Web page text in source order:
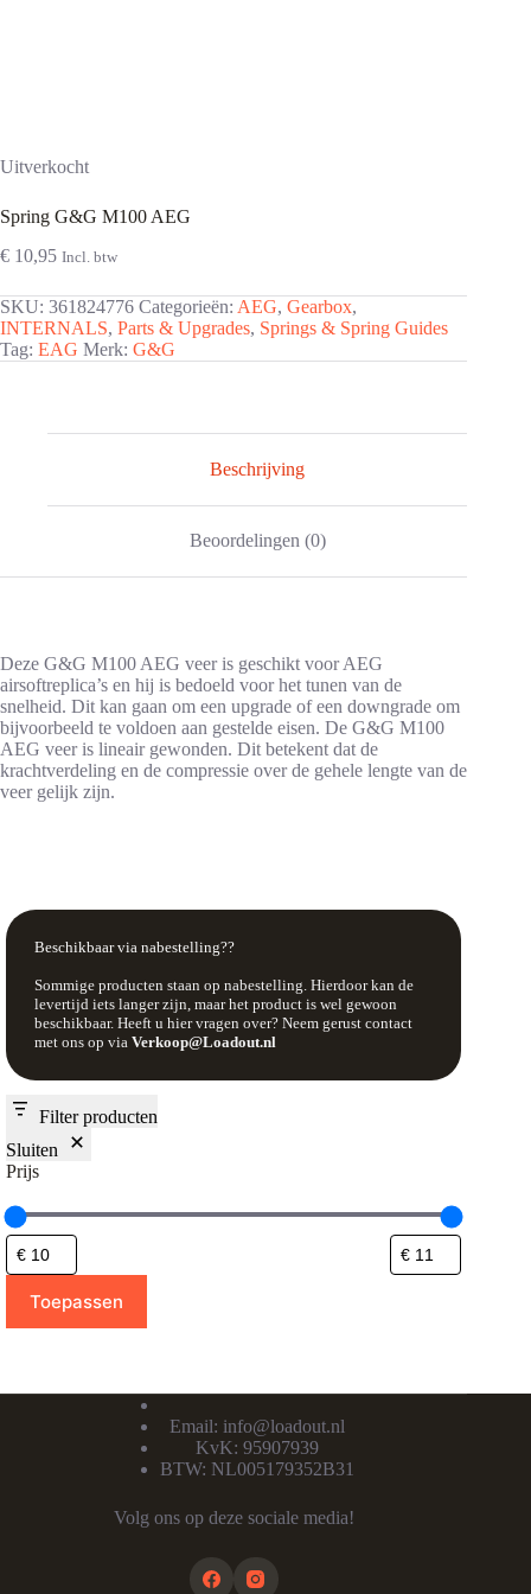
Uitverkocht
Spring G&G M100 AEG
€ 10,95 Incl. btw
SKU: 361824776 Categorieën: AEG, Gearbox,
INTERNALS, Parts & Upgrades, Springs & Spring Guides
Tag: EAG Merk: G&G
Beschrijving
Beoordelingen (0)
Deze G&G M100 AEG veer is geschikt voor AEG
airsoftreplica’s en hij is bedoeld voor het tunen van de
snelheid. Dit kan gaan om een upgrade of een downgrade om
bijvoorbeeld te voldoen aan gestelde eisen. De G&G M100
AEG veer is lineair gewonden. Dit betekent dat de
krachtverdeling en de compressie over de gehele lengte van de
veer gelijk zijn.
Beschikbaar via nabestelling??
Sommige producten staan op nabestelling. Hierdoor kan de
levertijd iets langer zijn, maar het product is wel gewoon
beschikbaar. Heeft u hier vragen over? Neem gerust contact
met ons op via Verkoop@Loadout.nl
Filter producten
Sluiten
Prijs
Toepassen
Email: info@loadout.nl
KvK: 95907939
BTW: NL005179352B31
Volg ons op deze sociale media!